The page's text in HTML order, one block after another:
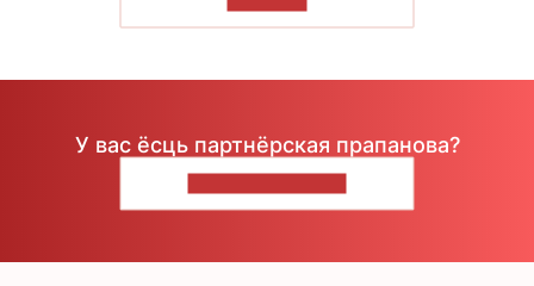
У вас ёсць партнёрская прапанова?